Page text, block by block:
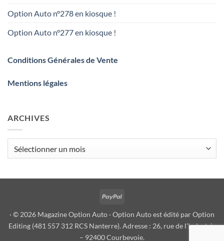
Option Auto n°278 en kiosque !
Option Auto n°277 en kiosque !
Conditions Générales de Vente
Mentions légales
ARCHIVES
PayPal
· © 2026 Magazine Option Auto · Option Auto est édité par Option
Editing (481 557 312 RCS Nanterre). Adresse : 26, rue de l’Industrie
– 92400 Courbevoie.